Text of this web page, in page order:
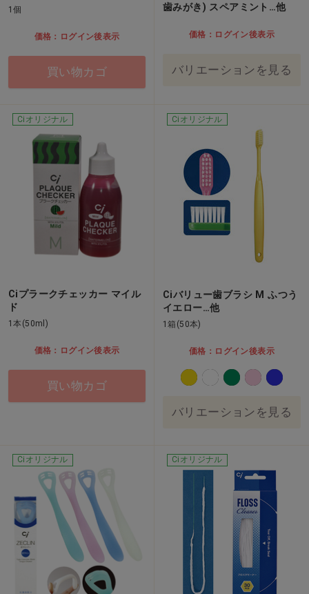
1個
価格：ログイン後表示
買い物カゴ
歯みがき) スペアミント…他
価格：ログイン後表示
バリエーションを見る
Ciオリジナル
Ciプラークチェッカー マイル
ド
1本(50ml)
価格：ログイン後表示
買い物カゴ
Ciオリジナル
Ciバリュー歯ブラシ M ふつう
イエロー…他
1箱(50本)
価格：ログイン後表示
バリエーションを見る
Ciオリジナル Ciオリジナル